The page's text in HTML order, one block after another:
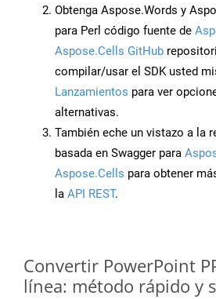
Obtenga Aspose.Words y
para Perl código fuente de
Aspose.Cells GitHub
compilar/usar el SDK usted
Lanzamientos para ver
alternativas.
También eche un vistazo a la
basada en Swagger para
Aspose.Cells para obtener
la API REST.
Convertir PowerPoint
línea: método rápido y